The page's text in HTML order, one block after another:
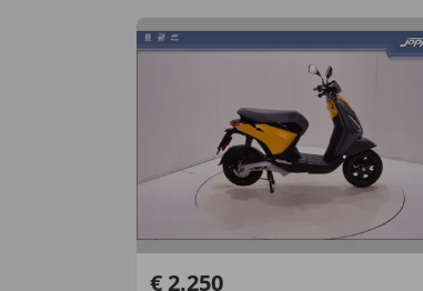
€ 2.250